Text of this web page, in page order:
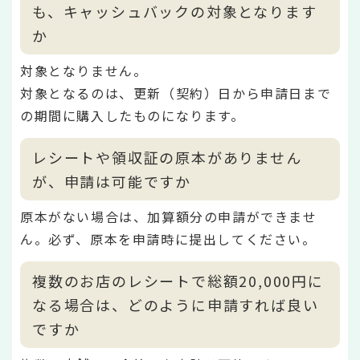
も、キャッシュバックの対象となります
か
対象となりません。
対象となるのは、更新（契約）日から申請日まで
の期間に購入したものになります。
レシートや領収証の原本がありません
が、申請は可能ですか
原本がない場合は、加算額分の申請ができませ
ん。必ず、原本を申請時に提出してください。
複数のお店のレシートで総額20,000円に
なる場合は、どのように申請すれば良い
ですか